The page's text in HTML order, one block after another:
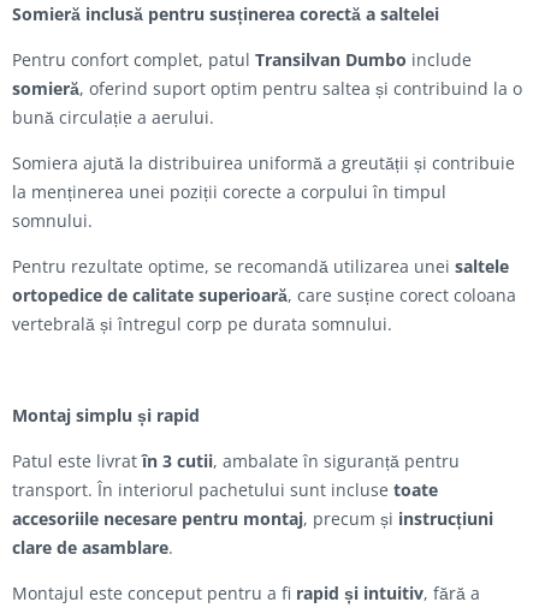
Somieră inclusă pentru susținerea corectă a saltelei
Pentru confort complet, patul Transilvan Dumbo include
somieră, oferind suport optim pentru saltea și contribuind la o
bună circulație a aerului.
Somiera ajută la distribuirea uniformă a greutății și contribuie
la menținerea unei poziții corecte a corpului în timpul
somnului.
Pentru rezultate optime, se recomandă utilizarea unei saltele
ortopedice de calitate superioară, care susține corect coloana
vertebrală și întregul corp pe durata somnului.
Montaj simplu și rapid
Patul este livratîn 3 cutii, ambalate în siguranță pentru
transport. În interiorul pachetului sunt incluse toate
accesoriile necesare pentru montaj, precum și instrucțiuni
clare de asamblare.
Montajul este conceput pentru a fi rapid și intuitiv, fără a